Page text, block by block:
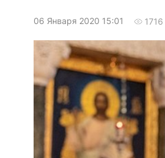
06 Января 2020 15:01 1716